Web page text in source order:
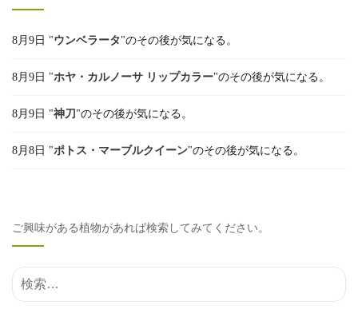
8月9日 "ウンベラータ "のその後が気になる。
8月9日 "ホヤ・カルノーサ リップカラー"のその後が気になる。
8月9日 "神刀 "のその後が気になる。
8月8日 "ポトス・マーブルクイーン"のその後が気になる。
ご興味がある植物があれば検索してみてください。
検索結果: